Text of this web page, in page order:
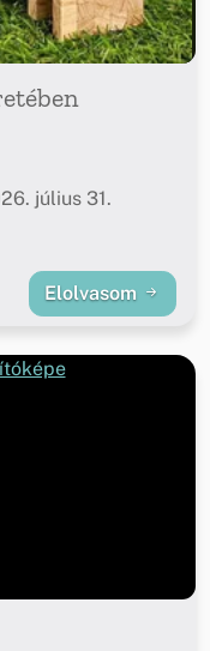
július 31.
Elolvasom